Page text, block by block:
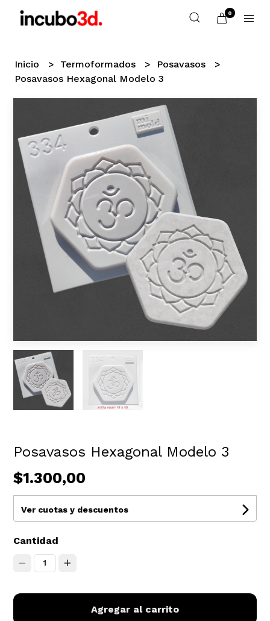
0
Inicio Termoformados
Posavasos
Posavasos Hexagonal Modelo 3
Posavasos Hexagonal Modelo 3
$1.300,00
Ver cuotas y descuentos
Cantidad
1
Agregar al carrito